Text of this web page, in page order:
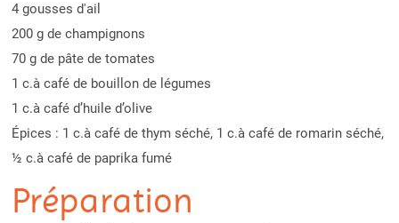
4 gousses d'ail
200 g de champignons
70 g de pâte de tomates
1 c.à café de bouillon de légumes
1 c.à café d’huile d’olive
Épices : 1 c.à café de thym séché, 1 c.à café de romarin séché,
½ c.à café de paprika fumé
Préparation